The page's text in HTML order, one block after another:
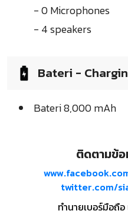
- 0 Microphones
- 4 speakers
Bateri -
Bateri 8,000 mAh
ติดตามข้
twitter.com/
ทำนายเบอร์มือถื